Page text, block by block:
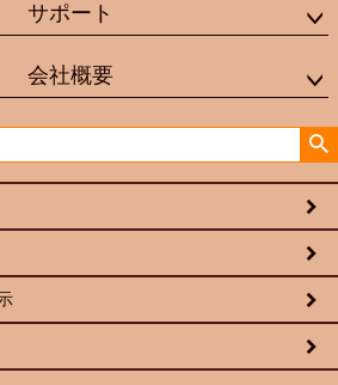
サポート
会社概要